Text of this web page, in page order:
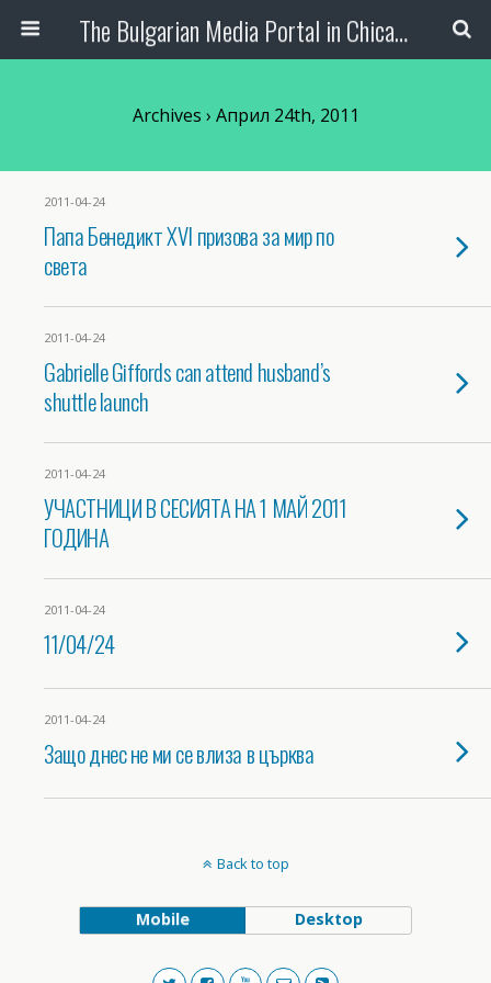
The Bulgarian Media Portal in Chicago
Archives › Април 24th, 2011
2011-04-24
Папа Бенедикт XVI призова за мир по
света
2011-04-24
Gabrielle Giffords can attend husband’s
shuttle launch
2011-04-24
УЧАСТНИЦИ В СЕСИЯТА НА 1 МАЙ 2011
ГОДИНА
2011-04-24
11/04/24
2011-04-24
Защо днес не ми се влиза в църква
Back to top
Mobile Desktop